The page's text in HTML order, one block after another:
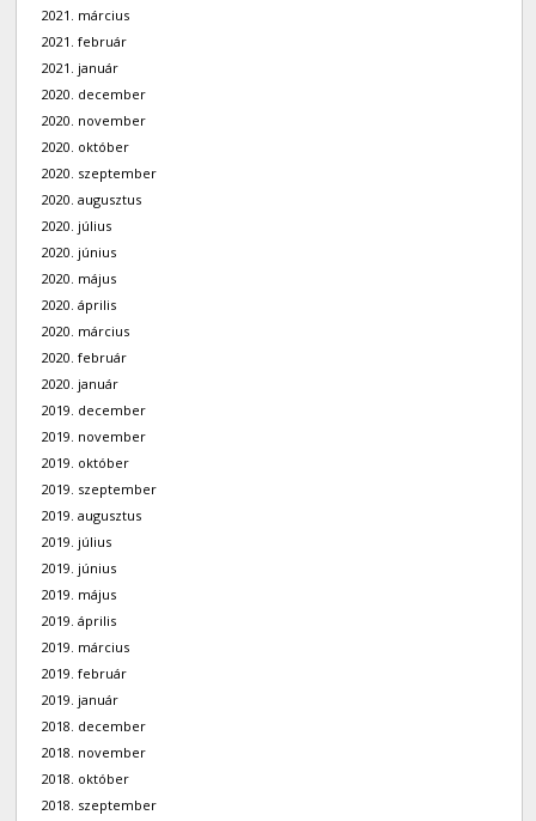
2021. március
2021. február
2021. január
2020. december
2020. november
2020. október
2020. szeptember
2020. augusztus
2020. július
2020. június
2020. május
2020. április
2020. március
2020. február
2020. január
2019. december
2019. november
2019. október
2019. szeptember
2019. augusztus
2019. július
2019. június
2019. május
2019. április
2019. március
2019. február
2019. január
2018. december
2018. november
2018. október
2018. szeptember